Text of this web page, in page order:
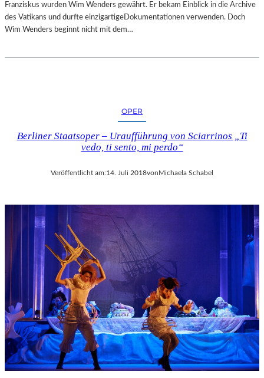
Franziskus wurden Wim Wenders gewährt. Er bekam Einblick in die Archive
des Vatikans und durfte einzigartigeDokumentationen verwenden. Doch
Wim Wenders beginnt nicht mit dem…
OPER
Berliner Staatsoper – Uraufführung von Sciarrinos „Ti
vedo, ti sento, mi perdo“
Veröffentlicht am:14. Juli 2018vonMichaela Schabel